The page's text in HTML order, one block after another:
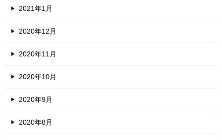
2021年1月
2020年12月
2020年11月
2020年10月
2020年9月
2020年8月